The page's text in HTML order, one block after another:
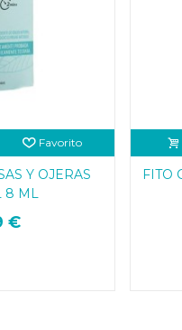
Favorito
Y OJERAS
8 ML
€
FITO